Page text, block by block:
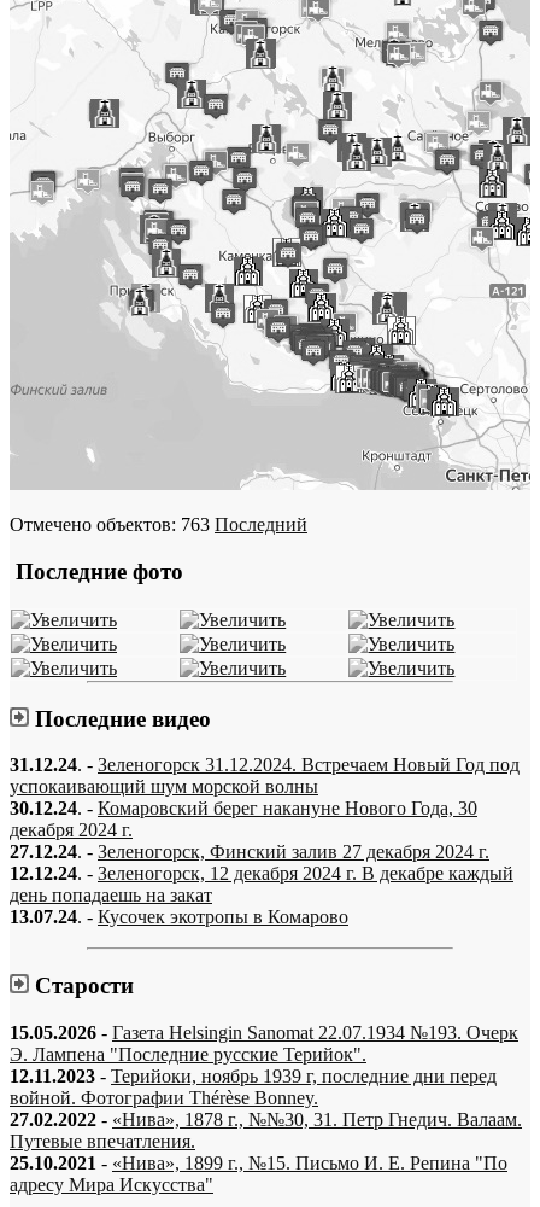
Отмечено объектов: 763 Последний
Последние фото
Последние видео
31.12.24. - Зеленогорск 31.12.2024. Встречаем Новый Год под
успокаивающий шум морской волны
30.12.24. - Комаровский берег накануне Нового Года, 30
декабря 2024 г.
27.12.24. - Зеленогорск, Финский залив 27 декабря 2024 г.
12.12.24. - Зеленогорск, 12 декабря 2024 г. В декабре каждый
день попадаешь на закат
13.07.24. - Кусочек экотропы в Комарово
Старости
15.05.2026 - Газета Helsingin Sanomat 22.07.1934 №193. Очерк
Э. Лампена "Последние русские Терийок".
12.11.2023 - Терийоки, ноябрь 1939 г, последние дни перед
войной. Фотографии Thérèse Bonney.
27.02.2022 - «Нива», 1878 г., №№30, 31. Петр Гнедич. Валаам.
Путевые впечатления.
25.10.2021 - «Нива», 1899 г., №15. Письмо И. Е. Репина "По
адресу Мира Искусства"